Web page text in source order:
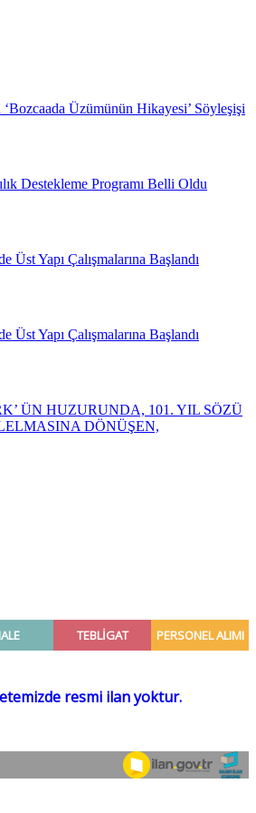
Üzümünün Hikayesi’ Söyleşişi
Destekleme Programı Belli Oldu
Üst Yapı Çalışmalarına Başlandı
Üst Yapı Çalışmalarına Başlandı
ÜN HUZURUNDA, 101. YIL SÖZÜ
DÖNÜŞEN,